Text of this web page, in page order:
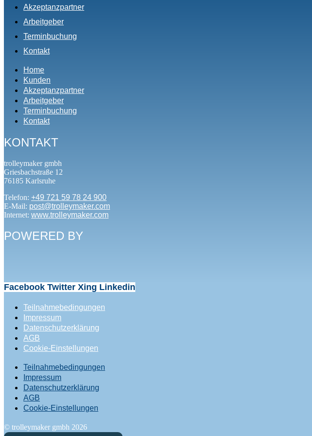
Akzeptanzpartner
Arbeitgeber
Terminbuchung
Kontakt
Home
Kunden
Akzeptanzpartner
Arbeitgeber
Terminbuchung
Kontakt
KONTAKT
trolleymaker gmbh
Griesbachstraße 12
76185 Karlsruhe
Telefon: +49 721 59 78 24 900
E-Mail: post@trolleymaker.com
Internet: www.trolleymaker.com
POWERED BY
Facebook Twitter Xing Linkedin
Teilnahmebedingungen
Impressum
Datenschutzerklärung
AGB
Cookie-Einstellungen
Teilnahmebedingungen
Impressum
Datenschutzerklärung
AGB
Cookie-Einstellungen
© trolleymaker gmbh 2026